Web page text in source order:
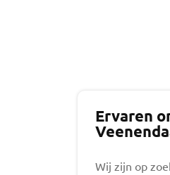
Ervaren
Wij zijn op